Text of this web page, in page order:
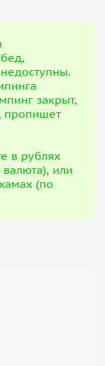
закрыт,
пропишет
в рублях
или
(по